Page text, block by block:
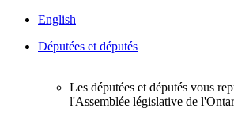
English
Députées et députés
Les députées et députés vous
l'Assemblée législative de